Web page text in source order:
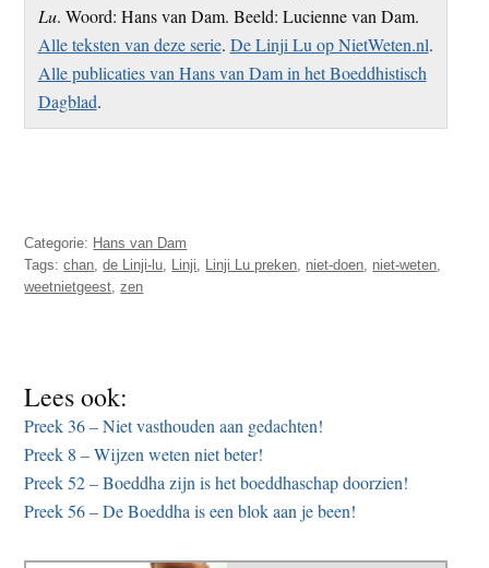
Lu. Woord: Hans van Dam. Beeld: Lucienne van Dam.
Alle teksten van deze serie. De Linji Lu op NietWeten.nl.
Alle publicaties van Hans van Dam in het Boeddhistisch
Dagblad.
Categorie: Hans van Dam
Tags:chan,de Linji-lu, Linji, Linji Lu preken, niet-doen, niet-weten,
weetnietgeest,zen
Lees ook:
Preek 36 – Niet vasthouden aan gedachten!
Preek 8 – Wijzen weten niet beter!
Preek 52 – Boeddha zijn is het boeddhaschap doorzien!
Preek 56 – De Boeddha is een blok aan je been!